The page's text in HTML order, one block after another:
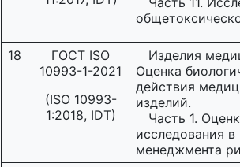
18
ГОСТ ISO
10993-1-2021
(ISO 10993-
1:2018, IDT)
Изделия
Оценка
действия
изделий.
Часть 1.
исследования в
менеджмента